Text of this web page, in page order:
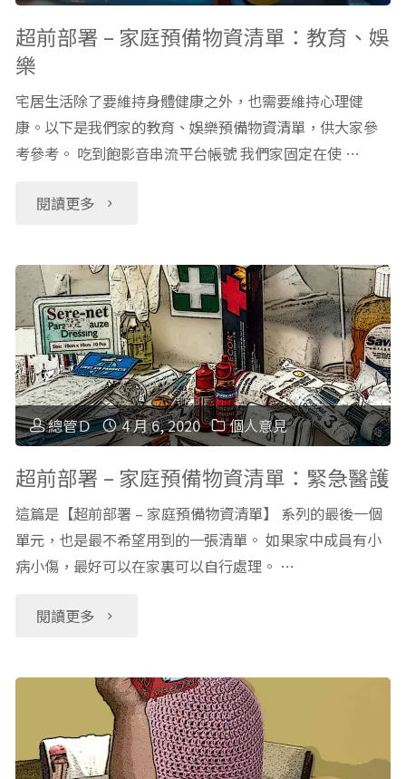
訊
享"
親
身
分
享"
備
物
資
單：
健
康
與
動
器
超前部署 – 家庭預備物資清單：教育、娛
樂
宅居生活除了要維持身體健康之外，也需要維持心理健
康。以下是我們家的教育、娛樂預備物資清單，供大家參
考參考。 吃到飽影音串流平台帳號 我們家固定在使 …
閱讀更多
"超
部
署
–
家
預
備
清
單：
教
總管Ｄ 4 月 6, 2020 個人意見
超前部署 – 家庭預備物資清單：緊急醫護
這篇是【超前部署 – 家庭預備物資清單】 系列的最後一個
單元，也是最不希望用到的一張清單。 如果家中成員有小
病小傷，最好可以在家裏可以自行處理。 …
閱讀更多
"超
部
署